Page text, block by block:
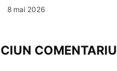
8 mai 2026
COMENTARIU